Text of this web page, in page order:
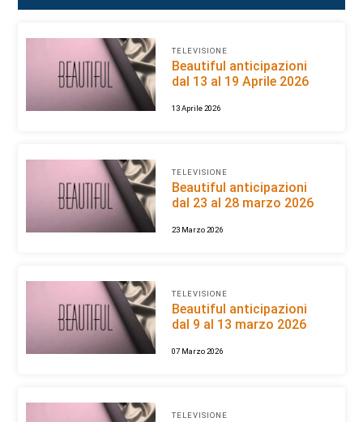
TELEVISIONE
Beautiful anticipazioni
dal 13 al 19 Aprile 2026
13 Aprile 2026
TELEVISIONE
Beautiful anticipazioni
dal 23 al 28 marzo 2026
23 Marzo 2026
TELEVISIONE
Beautiful anticipazioni
dal 9 al 13 marzo 2026
07 Marzo 2026
TELEVISIONE